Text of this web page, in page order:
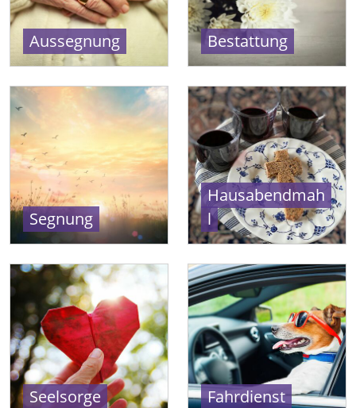
Aussegnung Bestattung
Segnung
Hausabendmah
l
Seelsorge Fahrdienst